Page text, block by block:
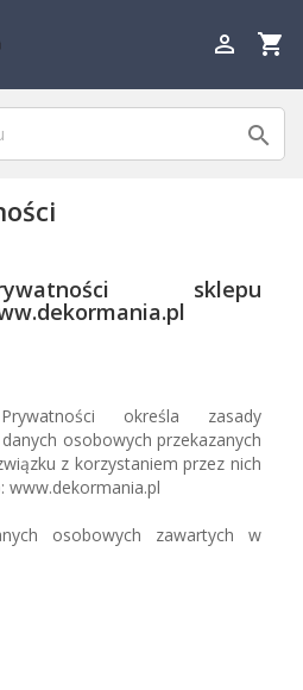
shopping_cart


sklepu
określa zasady
osobowych przekazanych
z korzystaniem przez nich
www.dekormania.pl
osobowych zawartych w